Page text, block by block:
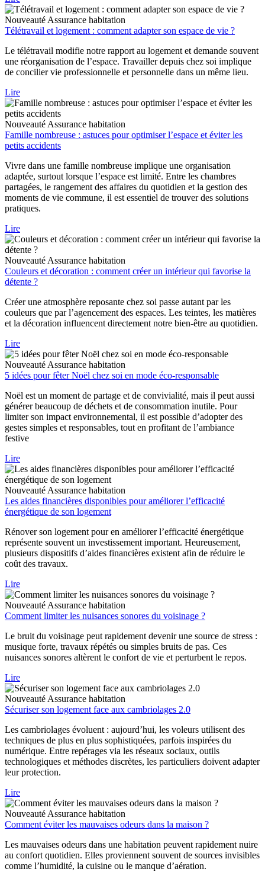
Nouveauté Assurance habitation
Télétravail et logement : comment adapter son espace de vie ?
Le télétravail modifie notre rapport au logement et demande souvent
une réorganisation de l’espace. Travailler depuis chez soi implique
de concilier vie professionnelle et personnelle dans un même lieu.
Lire
Nouveauté Assurance habitation
Famille nombreuse : astuces pour optimiser l’espace et éviter les
petits accidents
Vivre dans une famille nombreuse implique une organisation
adaptée, surtout lorsque l’espace est limité. Entre les chambres
partagées, le rangement des affaires du quotidien et la gestion des
moments de vie commune, il est essentiel de trouver des solutions
pratiques.
Lire
Nouveauté Assurance habitation
Couleurs et décoration : comment créer un intérieur qui favorise la
détente ?
Créer une atmosphère reposante chez soi passe autant par les
couleurs que par l’agencement des espaces. Les teintes, les matières
et la décoration influencent directement notre bien-être au quotidien.
Lire
Nouveauté Assurance habitation
5 idées pour fêter Noël chez soi en mode éco-responsable
Noël est un moment de partage et de convivialité, mais il peut aussi
générer beaucoup de déchets et de consommation inutile. Pour
limiter son impact environnemental, il est possible d’adopter des
gestes simples et responsables, tout en profitant de l’ambiance
festive
Lire
Nouveauté Assurance habitation
Les aides financières disponibles pour améliorer l’efficacité
énergétique de son logement
Rénover son logement pour en améliorer l’efficacité énergétique
représente souvent un investissement important. Heureusement,
plusieurs dispositifs d’aides financières existent afin de réduire le
coût des travaux.
Lire
Nouveauté Assurance habitation
Comment limiter les nuisances sonores du voisinage ?
Le bruit du voisinage peut rapidement devenir une source de stress :
musique forte, travaux répétés ou simples bruits de pas. Ces
nuisances sonores altèrent le confort de vie et perturbent le repos.
Lire
Nouveauté Assurance habitation
Sécuriser son logement face aux cambriolages 2.0
Les cambriolages évoluent : aujourd’hui, les voleurs utilisent des
techniques de plus en plus sophistiquées, parfois inspirées du
numérique. Entre repérages via les réseaux sociaux, outils
technologiques et méthodes discrètes, les particuliers doivent adapter
leur protection.
Lire
Nouveauté Assurance habitation
Comment éviter les mauvaises odeurs dans la maison ?
Les mauvaises odeurs dans une habitation peuvent rapidement nuire
au confort quotidien. Elles proviennent souvent de sources invisibles
comme l’humidité, la cuisine ou le manque d’aération.